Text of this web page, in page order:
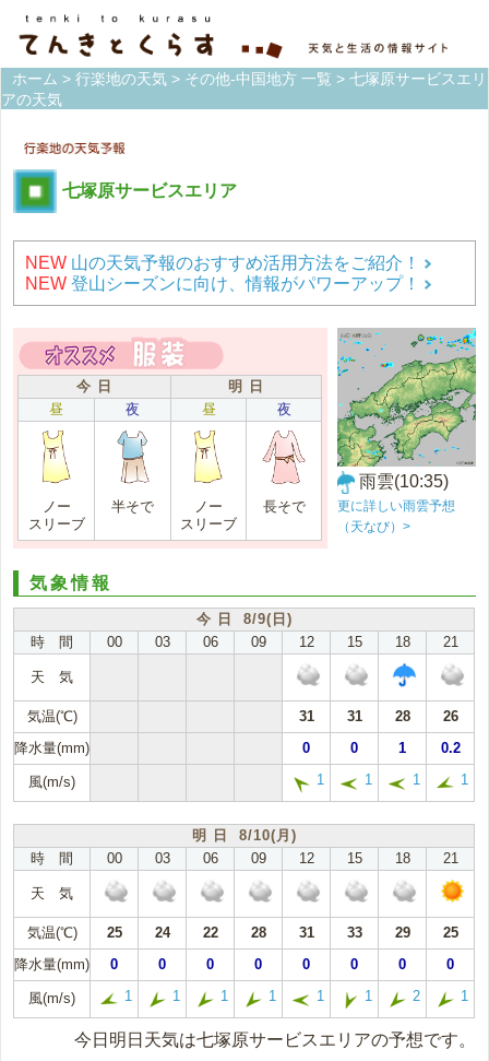
ホーム > 行楽地の天気 > その他-中国地方 一覧 > 七塚原サービスエリ
アの天気
七塚原サービスエリア
NEW 山の天気予報のおすすめ活用方法をご紹介！
NEW 登山シーズンに向け、情報がパワーアップ！
今 日
明 日
昼
夜 昼 夜
ノー
スリーブ
半そで
ノー
スリーブ
長そで
雨雲(10:35)
更に詳しい雨雲予想
（天なび）>
気象情報
今 日 8/9(日)
時 間
00 03 06 09 12 15 18 21
天 気
気温(℃) 31 31 28
26
降水量(mm)
0 0 1 0.2
風(m/s) 1 1 1 1
明 日 8/10(月)
時 間
00 03 06 09 12 15 18 21
天 気
気温(℃) 25 24 22 28 31 33 29
25
降水量(mm)
0 0 0 0 0 0 0 0
風(m/s) 1 1 1 1 1 1 2 1
今日明日天気は七塚原サービスエリアの予想です。